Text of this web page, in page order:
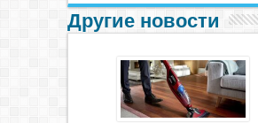
Другие новости